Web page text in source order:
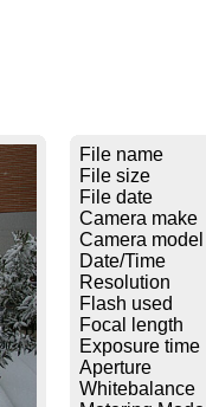
File name
File size
File date
Camera make
Camera model
Date/Time
Resolution
Flash used
Focal length
Exposure time
Aperture
Whitebalance